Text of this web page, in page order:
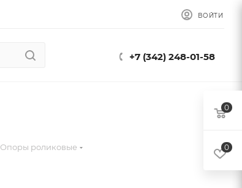
ВОЙТИ
+7 (342) 248-01-58
Опоры роликовые
0
0